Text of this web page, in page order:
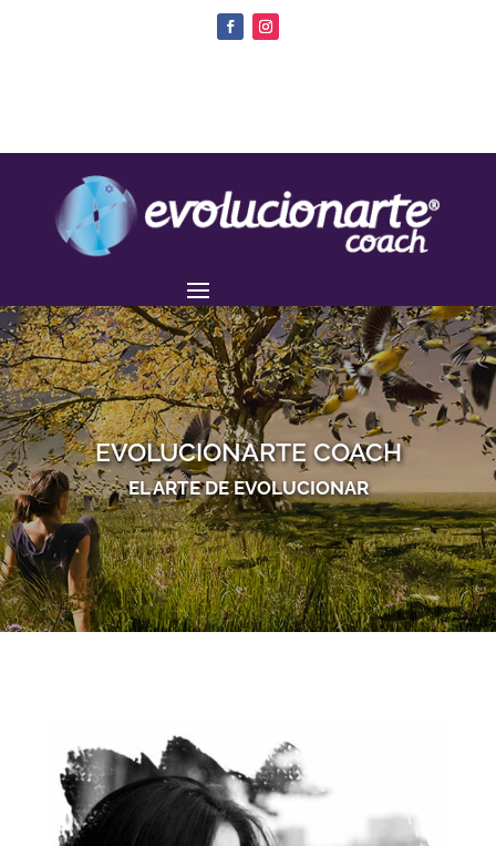
EVOLUCIONARTE COACH
EL ARTE DE EVOLUCIONAR